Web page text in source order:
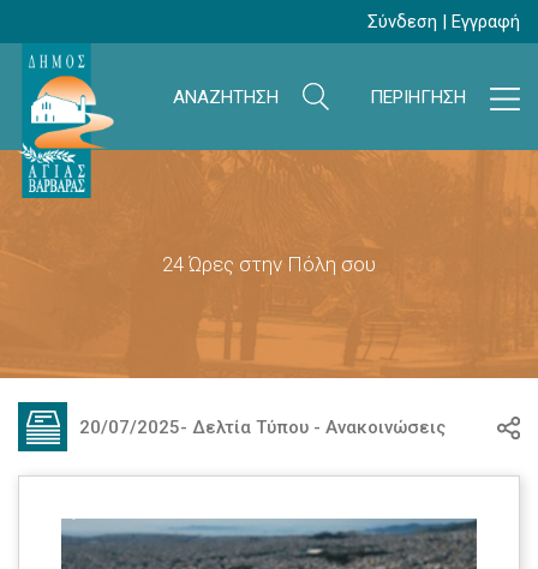
Σύνδεση | Εγγραφή
ΑΝΑΖΗΤΗΣΗ ΠΕΡΙΗΓΗΣΗ
24 Ώρες στην Πόλη σου
20/07/2025- Δελτία Τύπου - Ανακοινώσεις